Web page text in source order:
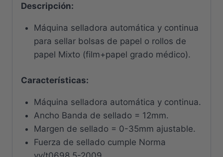
Descripción:
Máquina selladora automática y continua
para sellar bolsas de papel o rollos de
papel Mixto (film+papel grado médico).
Características:
Máquina selladora automática y continua.
Ancho Banda de sellado = 12mm.
Margen de sellado = 0-35mm ajustable.
Fuerza de sellado cumple Norma